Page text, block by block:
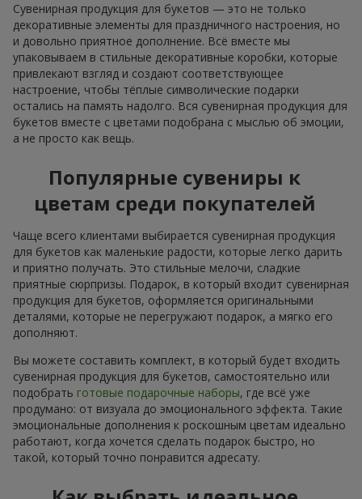
Сувенирная продукция для букетов — это не только
декоративные элементы для праздничного настроения, но
и довольно приятное дополнение. Всё вместе мы
упаковываем в стильные декоративные коробки, которые
привлекают взгляд и создают соответствующее
настроение, чтобы тёплые символические подарки
остались на память надолго. Вся сувенирная продукция для
букетов вместе с цветами подобрана с мыслью об эмоции,
а не просто как вещь.
Популярные сувениры к
цветам среди покупателей
Чаще всего клиентами выбирается сувенирная продукция
для букетов как маленькие радости, которые легко дарить
и приятно получать. Это стильные мелочи, сладкие
приятные сюрпризы. Подарок, в который входит сувенирная
продукция для букетов, оформляется оригинальными
деталями, которые не перегружают подарок, а мягко его
дополняют.
Вы можете составить комплект, в который будет входить
сувенирная продукция для букетов, самостоятельно или
подобрать готовые подарочные наборы, где всё уже
продумано: от визуала до эмоционального эффекта. Такие
эмоциональные дополнения к роскошным цветам идеально
работают, когда хочется сделать подарок быстро, но
такой, который точно понравится адресату.